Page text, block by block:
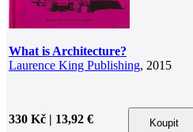
What is Architecture?
Laurence King Publishing, 2015
330 Kč | 13,92 €